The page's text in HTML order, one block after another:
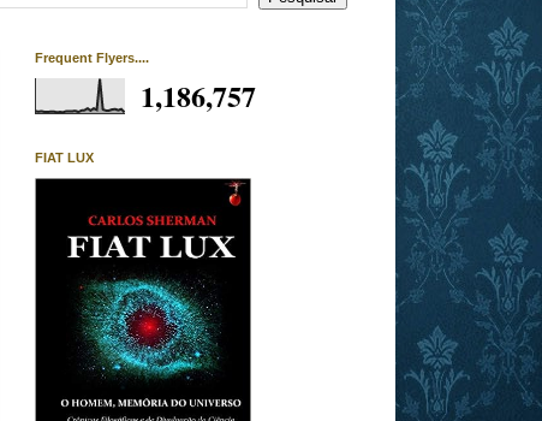
Frequent Flyers....
1,186,757
FIAT LUX